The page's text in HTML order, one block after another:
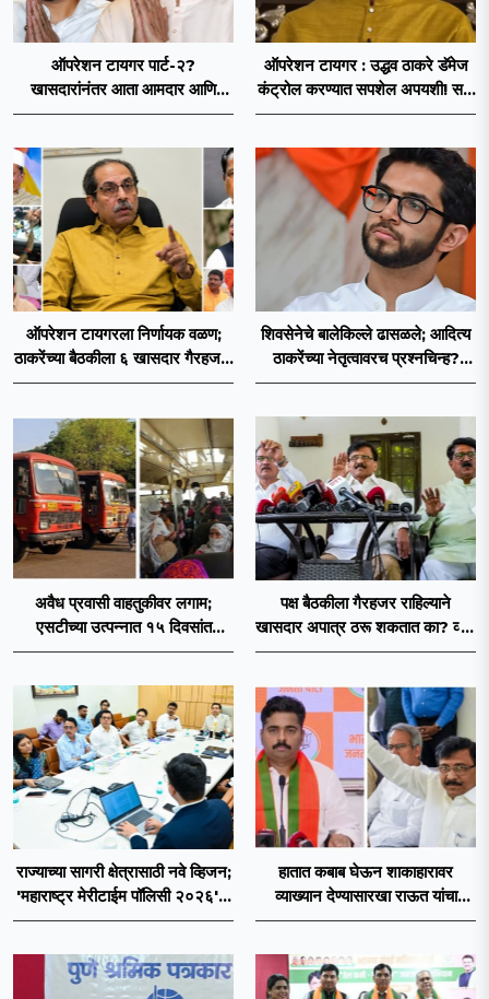
ऑपरेशन टायगर पार्ट-२?
खासदारांनंतर आता आमदार आणि
नगरसेवकही शिंदेंच्या वाटेवर?
ऑपरेशन टायगर : उद्धव ठाकरे डॅमेज
कंट्रोल करण्यात सपशेल अपयशी! सहा
खासदारांनंतर आमदारांसह नगरसेवकही
ऑपरेशन टायगरला निर्णायक वळण;
ठाकरेंच्या बैठकीला ६ खासदार गैरहजर,
थेट शिंदे सेनेत विलीन होण्याचा
शिवसेनेचे बालेकिल्ले ढासळले; आदित्य
ठाकरेंच्या नेतृत्वावरच प्रश्नचिन्ह?
ठाकरे ब्रँड नेमका कुठे चुकला?
अवैध प्रवासी वाहतुकीवर लगाम;
एसटीच्या उत्पन्नात १५ दिवसांत
४३.८३ कोटींची वाढ!
पक्ष बैठकीला गैरहजर राहिल्याने
खासदार अपात्र ठरू शकतात का? व्हीप
आणि कायदा नेमकं काय सांगतो?
राज्याच्या सागरी क्षेत्रासाठी नवे व्हिजन;
'महाराष्ट्र मेरीटाईम पॉलिसी २०२६'चा
प्रस्ताव
हातात कबाब घेऊन शाकाहारावर
व्याख्यान देण्यासारखा राऊत यांचा
प्रयत्न - नवनाथ बन